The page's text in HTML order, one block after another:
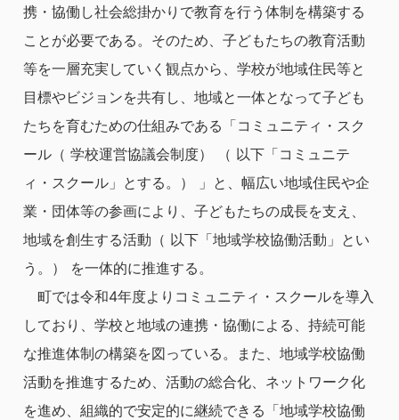
携・協働し社会総掛かりで教育を行う体制を構築する
ことが必要である。そのため、子どもたちの教育活動
等を一層充実していく観点から、学校が地域住民等と
目標やビジョンを共有し、地域と一体となって子ども
たちを育むための仕組みである「コミュニティ・スク
ール（ 学校運営協議会制度） （ 以下「コミュニテ
ィ・スクール」とする。） 」と、幅広い地域住民や企
業・団体等の参画により、子どもたちの成長を支え、
地域を創生する活動（ 以下「地域学校協働活動」とい
う。） を一体的に推進する。
町では令和4年度よりコミュニティ・スクールを導入
しており、学校と地域の連携・協働による、持続可能
な推進体制の構築を図っている。また、地域学校協働
活動を推進するため、活動の総合化、ネットワーク化
を進め、組織的で安定的に継続できる「地域学校協働